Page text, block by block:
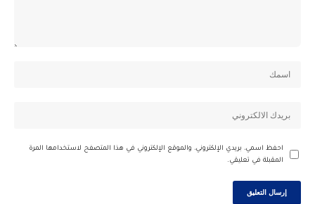
احفظ اسمي، بريدي الإلكتروني، والموقع الإلكتروني في هذا المتصفح لاستخدامها المرة
المقبلة في تعليقي.